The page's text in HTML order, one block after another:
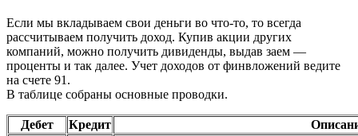
Если мы вкладываем свои деньги во что-то, то всегда
рассчитываем получить доход. Купив акции других
компаний, можно получить дивиденды, выдав заем —
проценты и так далее. Учет доходов от финвложений ведите
на счете 91.
В таблице собраны основные проводки.
Дебет Кредит